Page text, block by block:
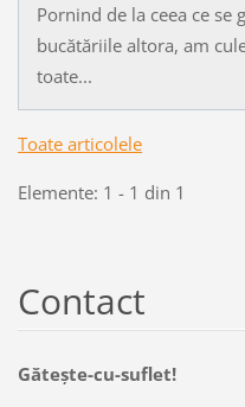
Pornind de la ceea ce se
bucătăriile altora, am
toate...
Toate articolele
Elemente: 1 - 1 din 1
Contact
Găteşte-cu-suflet!